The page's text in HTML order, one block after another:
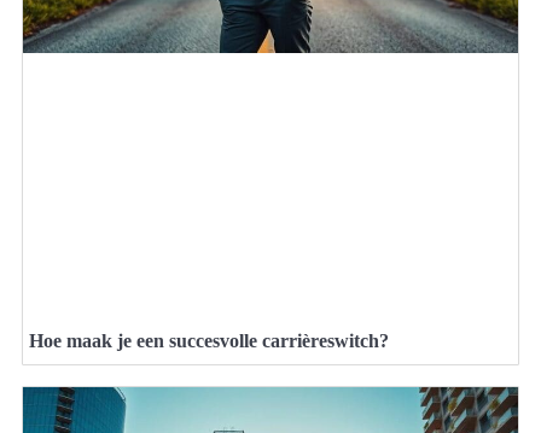
Hoe maak je een succesvolle carrièreswitch?